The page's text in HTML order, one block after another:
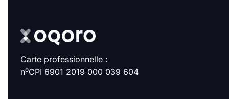
Local à vélo
Carte professionnelle :
noCPI 6901 2019 000 039 604